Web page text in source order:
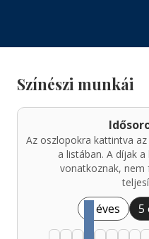
Színészi munkái
Az oszlopokra kattintva
a listában. A díjak
vonatkoznak, nem
1 éves 5